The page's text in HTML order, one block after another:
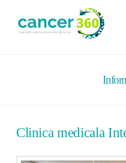
Clinica medicala